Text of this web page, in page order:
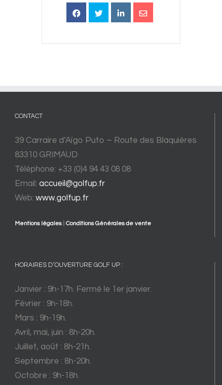
CONTACT
39 Carraire d’Aïgo Puto – Route des Blaquières
83310 GRIMAUD
Téléphone: +33 (0)4 94 43 08 08
Email: accueil@golfup.fr
Web: www.golfup.fr
Mentions légales Conditions Générales de vente
HORAIRES D’OUVERTURE GOLF UP :
Janvier : 9h-17h. Fermé le 1er janvier.
Février : 9h-18h.
Mars : 9h-19h.
Avril, mai, juin : 8h-20h.
Juillet, août : 8h-21h.
Septembre : 8h-20h.
Octobre : 9h-18h.